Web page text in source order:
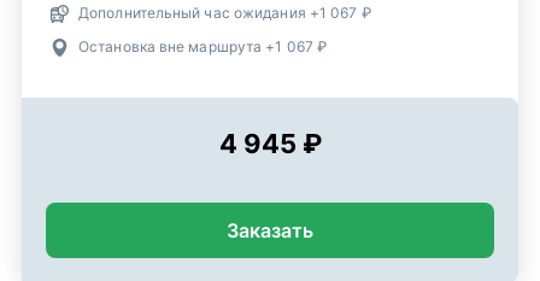
Дополнительный час ожидания +1 067 ₽
Остановка вне маршрута +1 067 ₽
4 945 ₽
Заказать